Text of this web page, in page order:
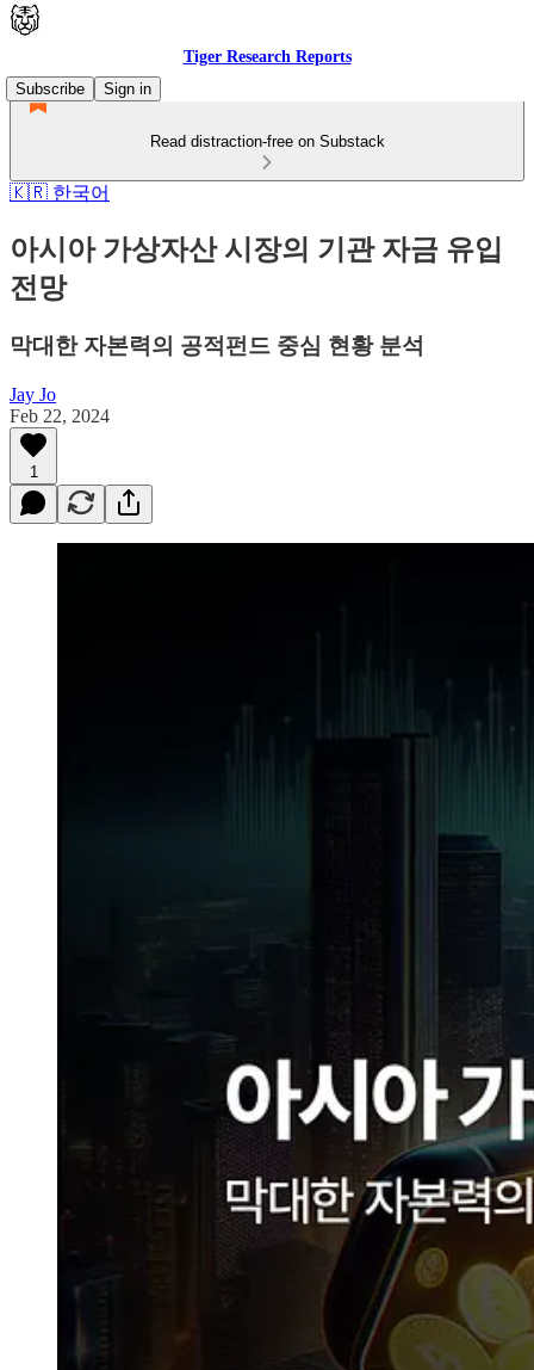
Tiger Research Reports
Subscribe
Sign in
Read distraction-free on Substack
🇰🇷 한국어
아시아 가상자산 시장의 기관 자금 유입
전망
막대한 자본력의 공적펀드 중심 현황 분석
Jay Jo
Feb 22, 2024
1